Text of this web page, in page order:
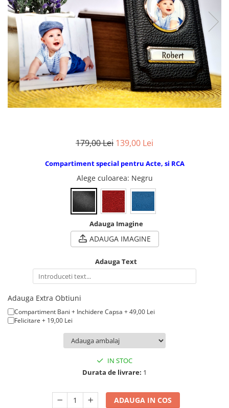
Tablou Aluminiu
Tablouri auto
Calendare Personalizate
Ceas Personalizat
179,00 Lei 139,00 Lei
Compartiment special pentru Acte, si RCA
Alege culoarea: Negru
Adauga Imagine
ADAUGA IMAGINE
Adauga Text
Adauga Extra Obtiuni
Compartiment Bani + Inchidere Capsa + 49,00 Lei
Felicitare + 19,00 Lei
IN STOC
Durata de livrare: 1
ADAUGA IN COS